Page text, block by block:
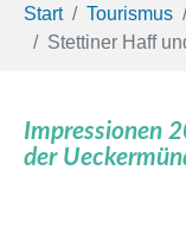
Start Tourismus
Stettiner Haff
Impressionen
der